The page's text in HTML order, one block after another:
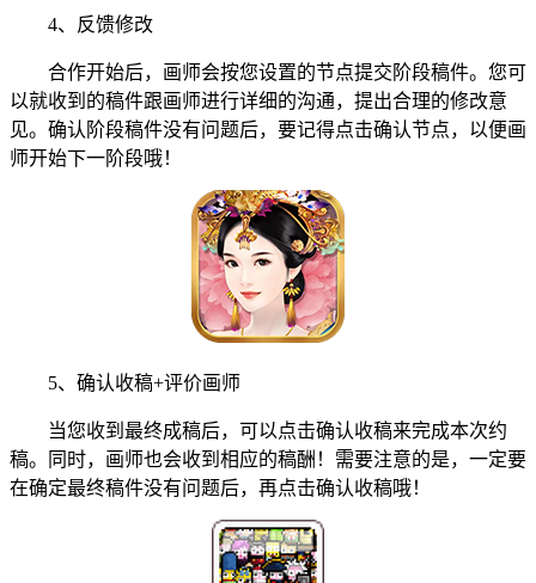
4、反馈修改
合作开始后，画师会按您设置的节点提交阶段稿件。您可
以就收到的稿件跟画师进行详细的沟通，提出合理的修改意
见。确认阶段稿件没有问题后，要记得点击确认节点，以便画
师开始下一阶段哦！
5、确认收稿+评价画师
当您收到最终成稿后，可以点击确认收稿来完成本次约
稿。同时，画师也会收到相应的稿酬！需要注意的是，一定要
在确定最终稿件没有问题后，再点击确认收稿哦！